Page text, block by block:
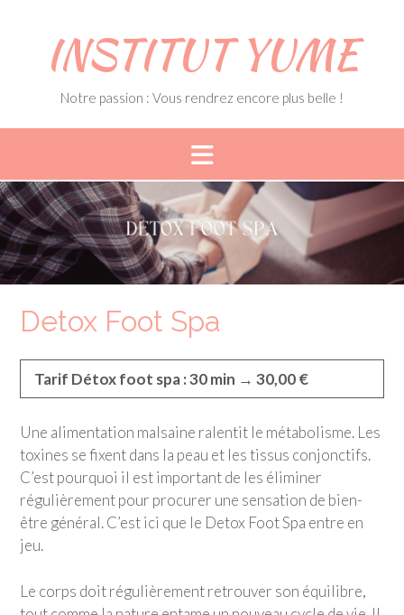
INSTITUT YUME
Notre passion : Vous rendrez encore plus belle !
Detox Foot Spa
Tarif Détox foot spa : 30 min → 30,00 €
Une alimentation malsaine ralentit le métabolisme. Les
toxines se fixent dans la peau et les tissus conjonctifs.
C’est pourquoi il est important de les éliminer
régulièrement pour procurer une sensation de bien-
être général. C’est ici que le Detox Foot Spa entre en
jeu.
Le corps doit régulièrement retrouver son équilibre,